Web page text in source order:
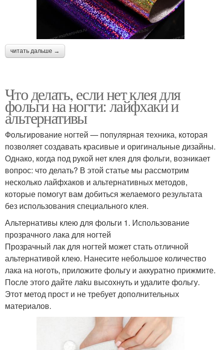
читать дальше →
Что делать, если нет клея для
фольги на ногти: лайфхаки и
альтернативы
Фольгирование ногтей — популярная техника, которая
позволяет создавать красивые и оригинальные дизайны.
Однако, когда под рукой нет клея для фольги, возникает
вопрос: что делать? В этой статье мы рассмотрим
несколько лайфхаков и альтернативных методов,
которые помогут вам добиться желаемого результата
без использования специального клея.
Альтернативы клею для фольги 1. Использование
прозрачного лака для ногтей
Прозрачный лак для ногтей может стать отличной
альтернативой клею. Нанесите небольшое количество
лака на ноготь, приложите фольгу и аккуратно прижмите.
После этого дайте лaku высохнуть и удалите фольгу.
Этот метод прост и не требует дополнительных
материалов.